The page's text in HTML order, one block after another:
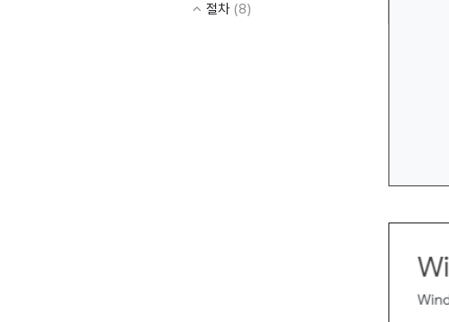
절차 (8)